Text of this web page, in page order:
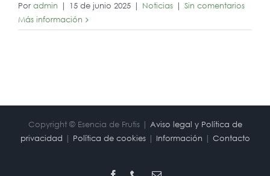
Por admin | 15 de junio 2025 | Noticias | Sin comentarios
Más información
Copyright © Esencia de Frutis | Aviso legal y Política de
privacidad | Política de cookies| Información | Contacto